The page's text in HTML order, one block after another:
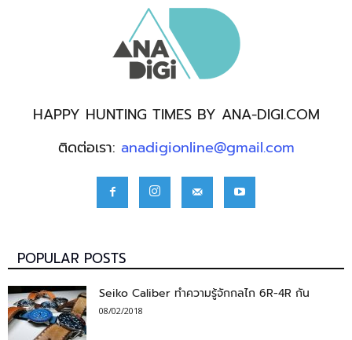
HAPPY HUNTING TIMES BY ANA-DIGI.COM
ติดต่อเรา: anadigionline@gmail.com
POPULAR POSTS
Seiko Caliber ทำความรู้จักกลไก 6R-4R กัน
08/02/2018